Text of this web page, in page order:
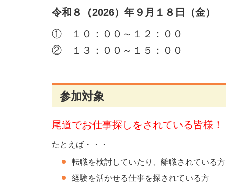
令和８（2026）年９月１８日（金）
① １０：００～１２：００
② １３：００～１５：００
参加対象
尾道でお仕事探しをされている皆様！
たとえば・・・
転職を検討していたり、離職されている方
経験を活かせる仕事を探されている方